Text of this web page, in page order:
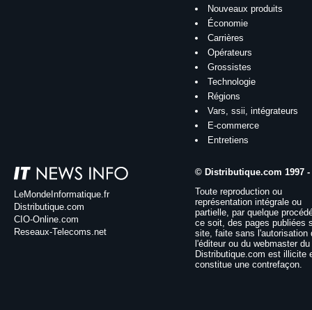
Nouveaux produits
Économie
Carrières
Opérateurs
Grossistes
Technologie
Régions
Vars, ssii, intégrateurs
E-commerce
Entretiens
LeMondeInformatique.fr
Distributique.com
CIO-Online.com
Reseaux-Telecoms.net
© Distributique.com 1997 -
Toute reproduction ou
représentation intégrale ou
partielle, par quelque
ce soit, des pages publiées
site, faite sans l'autorisation
l'éditeur ou du webmaster
Distributique.com est illicite
constitue une contrefaçon.